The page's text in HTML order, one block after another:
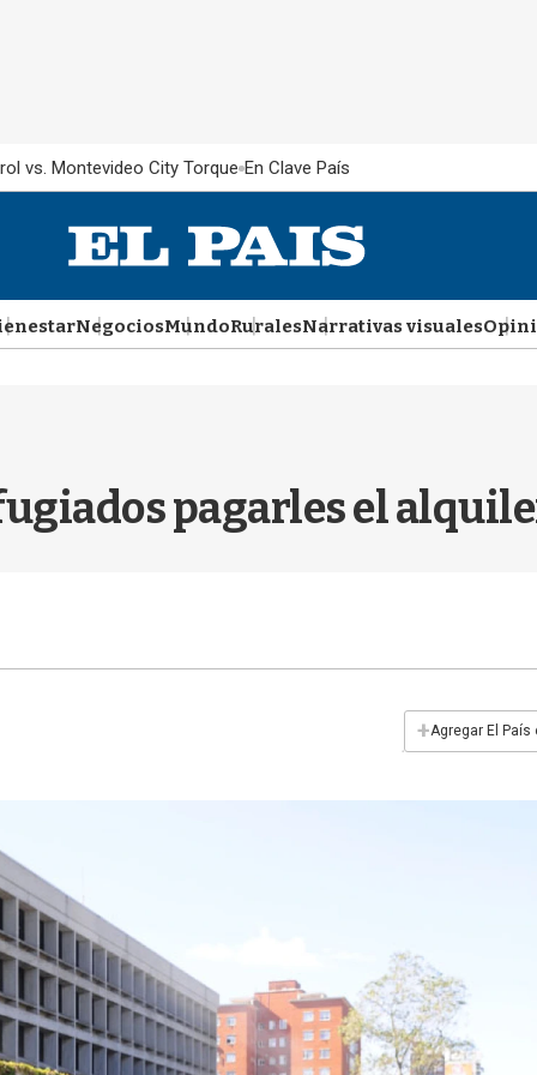
vs. Montevideo City Torque En Clave País
NegociosMundoRuralesNarrativas visuales
pagarles el
+Agregar El País